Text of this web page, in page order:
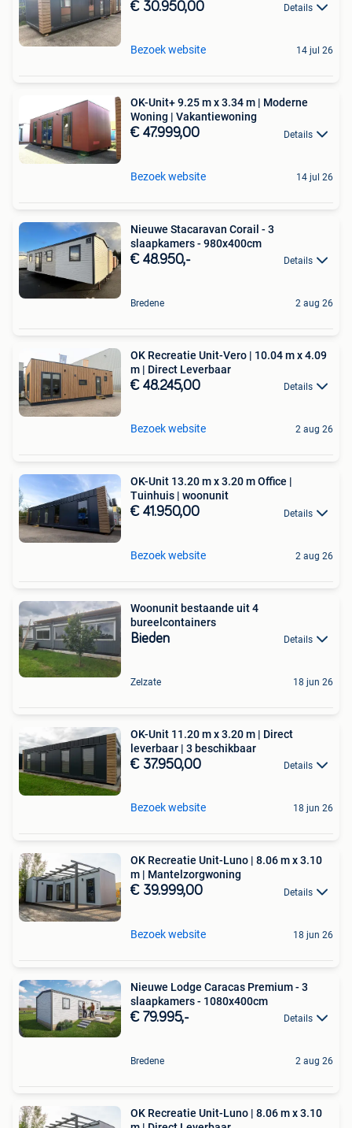
€ 30.950,00 Details
Bezoek website 14 jul 26
OK-Unit+ 9.25 m x 3.34 m | Moderne
Woning | Vakantiewoning
€ 47.999,00 Details
Bezoek website 14 jul 26
Nieuwe Stacaravan Corail - 3
slaapkamers - 980x400cm
€ 48.950,- Details
Bredene 2 aug 26
OK Recreatie Unit-Vero | 10.04 m x 4.09
m | Direct Leverbaar
€ 48.245,00 Details
Bezoek website 2 aug 26
OK-Unit 13.20 m x 3.20 m Office |
Tuinhuis | woonunit
€ 41.950,00 Details
Bezoek website 2 aug 26
Woonunit bestaande uit 4
bureelcontainers
Bieden Details
Zelzate 18 jun 26
OK-Unit 11.20 m x 3.20 m | Direct
leverbaar | 3 beschikbaar
€ 37.950,00 Details
Bezoek website 18 jun 26
OK Recreatie Unit-Luno | 8.06 m x 3.10
m | Mantelzorgwoning
€ 39.999,00 Details
Bezoek website 18 jun 26
Nieuwe Lodge Caracas Premium - 3
slaapkamers - 1080x400cm
€ 79.995,- Details
Bredene 2 aug 26
OK Recreatie Unit-Luno | 8.06 m x 3.10